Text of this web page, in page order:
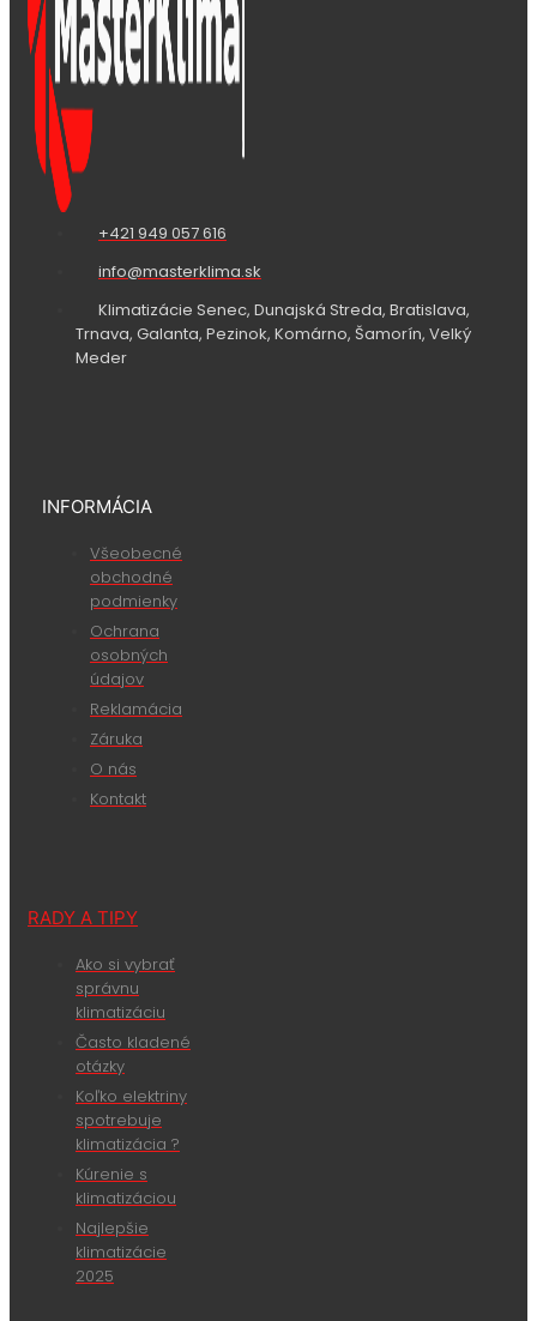
+421 949 057 616
info@masterklima.sk
Klimatizácie Senec, Dunajská Streda, Bratislava,
Trnava, Galanta, Pezinok, Komárno, Šamorín, Velký
Meder
INFORMÁCIA
Všeobecné
obchodné
podmienky
Ochrana
osobných
údajov
Reklamácia
Záruka
O nás
Kontakt
RADY A TIPY
Ako si vybrať
správnu
klimatizáciu
Často kladené
otázky
Koľko elektriny
spotrebuje
klimatizácia ?
Kúrenie s
klimatizáciou
Najlepšie
klimatizácie
2025